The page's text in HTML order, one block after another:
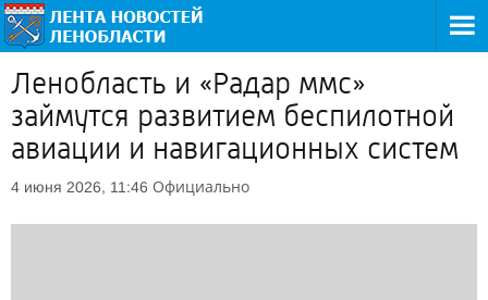
Ленобласть и «Радар ммс»
займутся развитием беспилотной
авиации и навигационных систем
4 июня 2026, 11:46 Официально